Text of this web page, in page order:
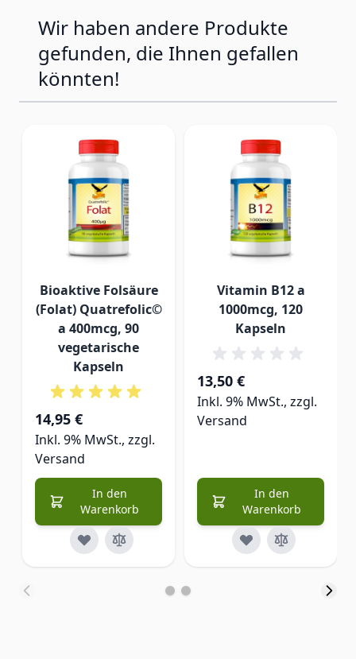
tägliche Verzehrsmenge darf
nicht überschritten werden.
Kühl und trocken lagern. Nach
Gebrauch wieder dicht
Reichweite von kleinen Kindern
aufbewahren.
Wir haben andere Produkte
gefunden, die Ihnen gefallen
könnten!
Bioaktive Folsäure
(Folat) Quatrefolic©
a 400mcg, 90
vegetarische
Kapseln
14,95 €
Inkl. 9% MwSt., zzgl.
Versand
In den
Warenkorb
Vitamin B12 a
1000mcg, 120
Kapseln
13,50 €
Inkl. 9% MwSt., zzgl.
Versand
In den
Warenkorb